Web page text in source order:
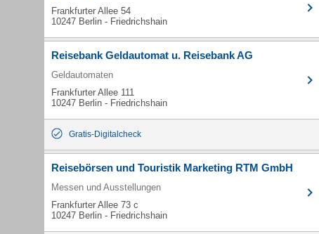
Frankfurter Allee 54
10247 Berlin - Friedrichshain
Reisebank Geldautomat u. Reisebank AG
Geldautomaten
Frankfurter Allee 111
10247 Berlin - Friedrichshain
Gratis-Digitalcheck
Reisebörsen und Touristik Marketing RTM GmbH
Messen und Ausstellungen
Frankfurter Allee 73 c
10247 Berlin - Friedrichshain